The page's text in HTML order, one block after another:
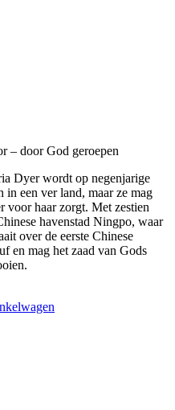
– door God geroepen
Dyer wordt op negenjarige
in een ver land, maar ze mag
voor haar zorgt. Met zestien
havenstad Ningpo, waar
over de eerste Chinese
en mag het zaad van Gods